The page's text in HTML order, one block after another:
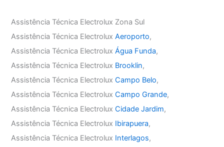
Assistência Técnica Electrolux Zona Sul
Assistência Técnica ElectroluxAeroporto,
Assistência Técnica ElectroluxÁgua Funda,
Assistência Técnica Electrolux Brooklin,
Assistência Técnica ElectroluxCampo Belo,
Assistência Técnica ElectroluxCampo Grande,
Assistência Técnica ElectroluxCidade Jardim,
Assistência Técnica Electrolux Ibirapuera,
Assistência Técnica Electrolux Interlagos,